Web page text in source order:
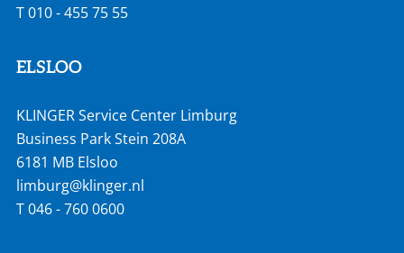
T010 - 455 75 55
ELSLOO
KLINGER Service Center Limburg
Business Park Stein 208A
6181 MB Elsloo
limburg@klinger.nl
T046 - 760 0600